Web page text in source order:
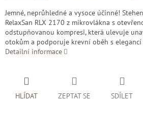
Jemné, neprůhledné a vysoce účinné!
RelaxSan RLX 2170 z mikrovlákna s
odstupňovanou kompresi, která ulevuje
otokům a podporuje krevní oběh s
Detailní informace
ZEPTAT SE
HLÍDAT SDÍLET